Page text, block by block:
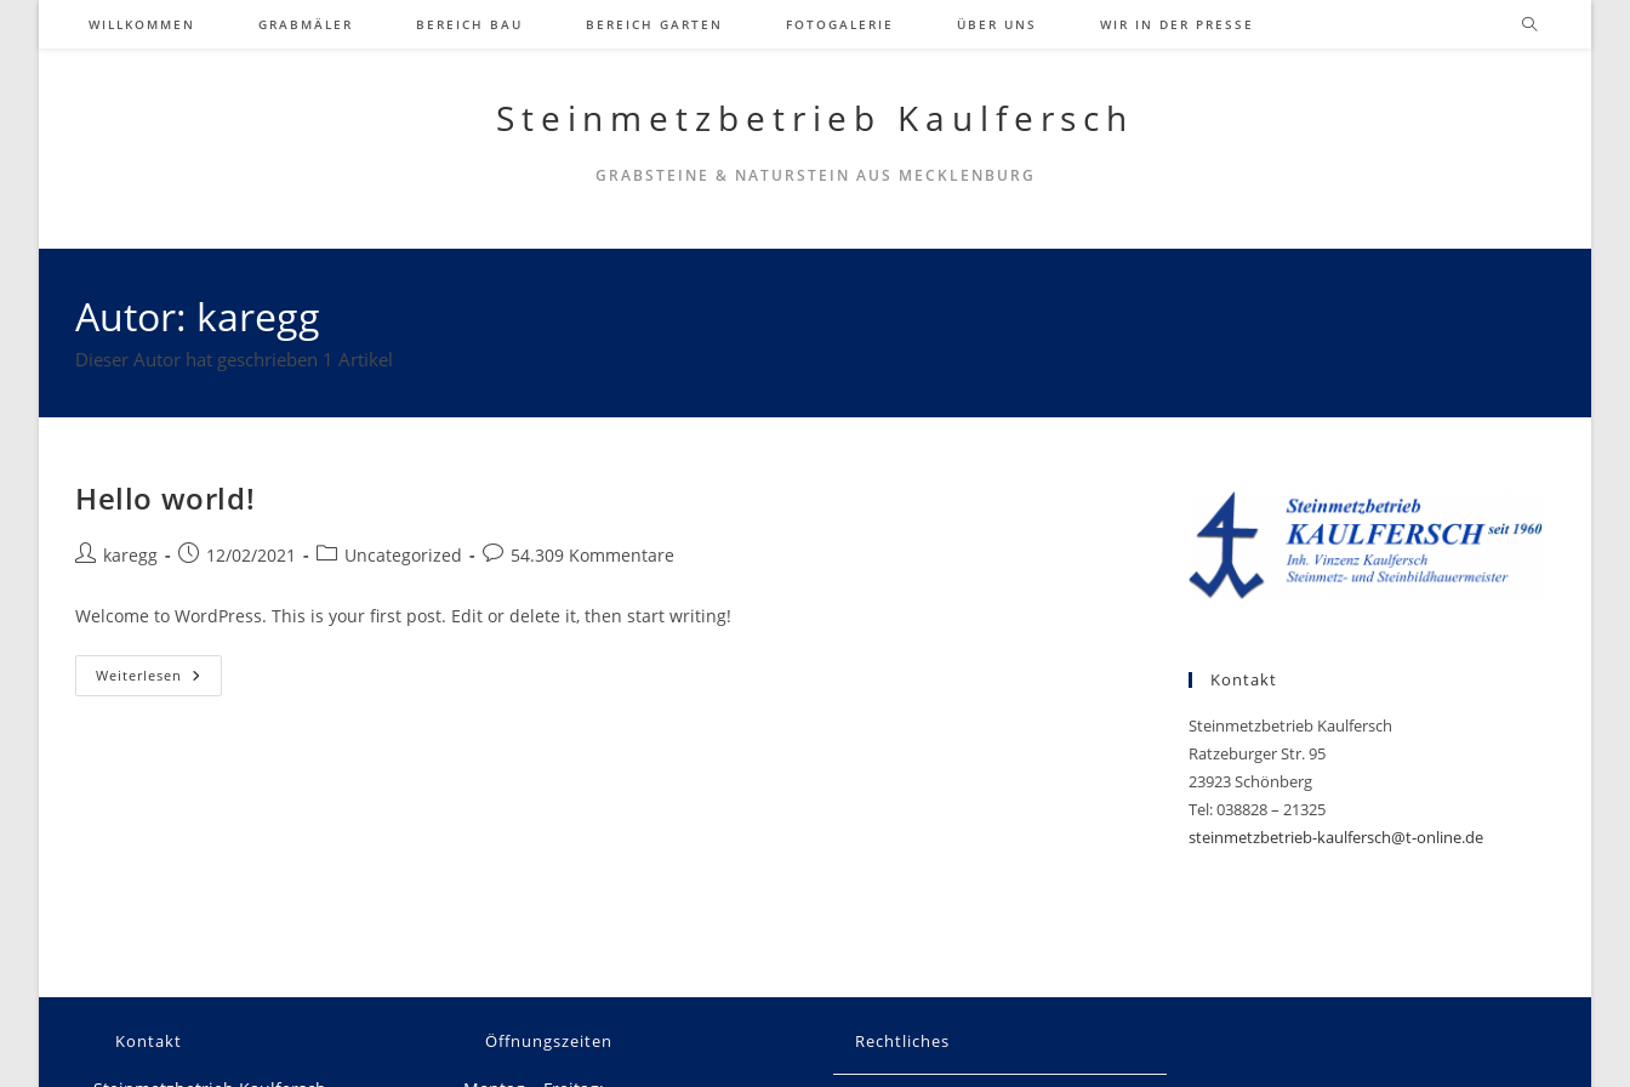
WILLKOMMEN GRABMÄLER BEREICH BAU BEREICH GARTEN FOTOGALERIE ÜBER UNS WIR IN DER PRESSE
Steinmetzbetrieb Kaulfersch
GRABSTEINE & NATURSTEIN AUS MECKLENBURG
Autor: karegg
Dieser Autor hat geschrieben 1 Artikel
Hello world!
Beitrags-
karegg
Beitrag12/02/2021
Beitrags-
Uncategorized
Beitrags-
54.309 Kommentare
Welcome to WordPress. This is your first post. Edit or delete it, then start writing!
Weiterlesen Hello
World!
Kontakt
Steinmetzbetrieb Kaulfersch
Ratzeburger Str. 95
23923 Schönberg
Tel: 038828 – 21325
steinmetzbetrieb-kaulfersch@t-online.de
Kontakt Öffnungszeiten Rechtliches